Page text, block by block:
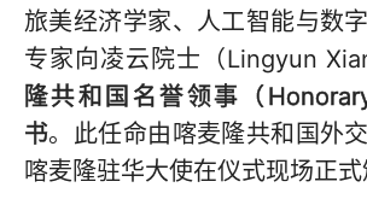
旅美经济学家、人工智能与数
专家向凌云院士（Lingyun
隆共和国名誉领事（
书。此任命由喀麦隆共和国外
喀麦隆驻华大使在仪式现场正式